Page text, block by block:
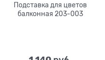
Подставка для цветов
балконная 203-003